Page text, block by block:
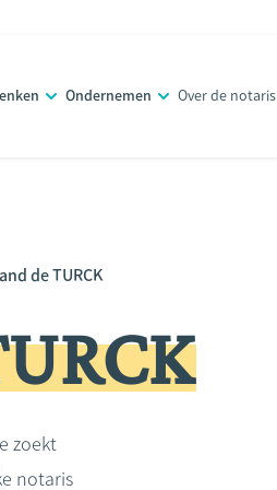
Ondernemen Over de notaris
de TURCK
zoekt
notaris